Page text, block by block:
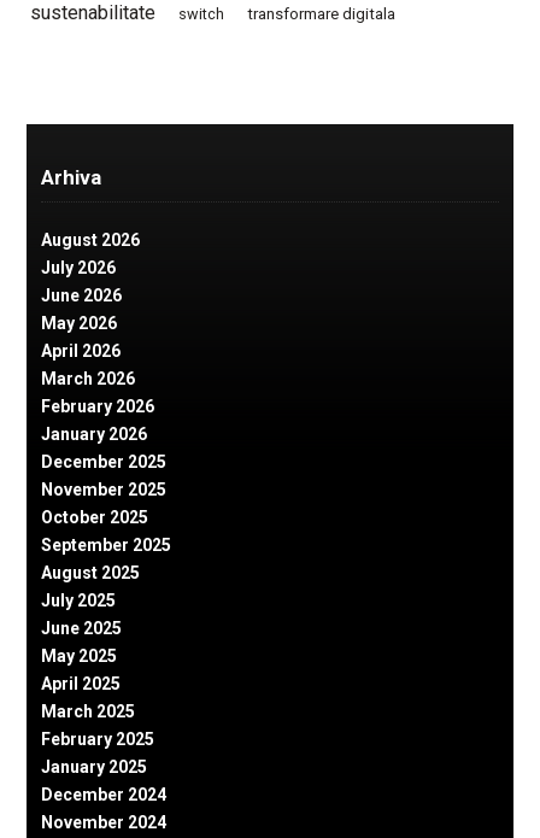
sustenabilitate switch transformare digitala
Arhiva
August 2026
July 2026
June 2026
May 2026
April 2026
March 2026
February 2026
January 2026
December 2025
November 2025
October 2025
September 2025
August 2025
July 2025
June 2025
May 2025
April 2025
March 2025
February 2025
January 2025
December 2024
November 2024